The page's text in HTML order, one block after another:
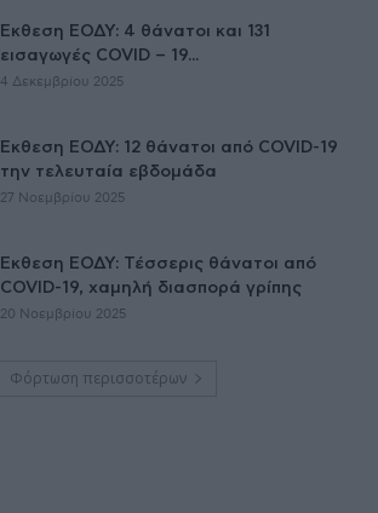
Έκθεση ΕΟΔΥ: 4 θάνατοι και 131
εισαγωγές COVID – 19...
4 Δεκεμβρίου 2025
Έκθεση ΕΟΔΥ: 12 θάνατοι από COVID-19
την τελευταία εβδομάδα
27 Νοεμβρίου 2025
Έκθεση ΕΟΔΥ: Τέσσερις θάνατοι από
COVID-19, χαμηλή διασπορά γρίπης
20 Νοεμβρίου 2025
Φόρτωση περισσοτέρων